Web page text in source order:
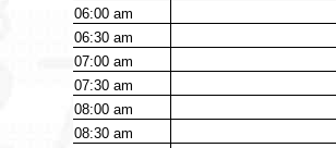
06:00am
06:30am
07:00am
07:30am
08:00am
08:30am